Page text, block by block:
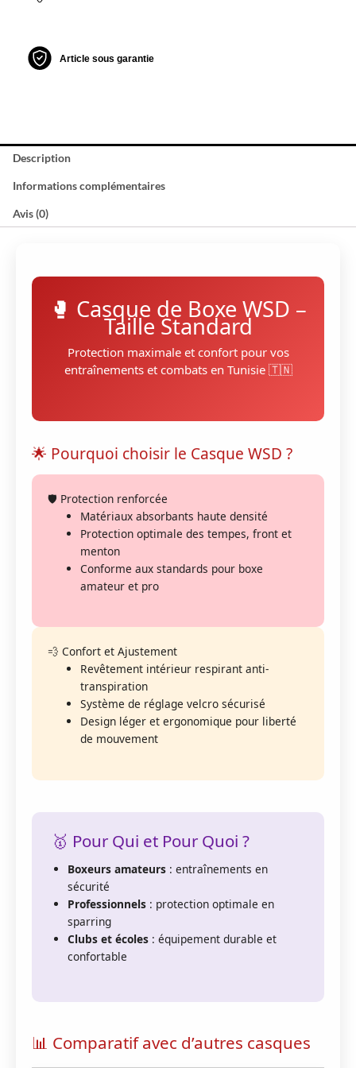
Article sous garantie
Description
Informations complémentaires
Avis (0)
🥊 Casque de Boxe WSD –
Taille Standard
Protection maximale et confort pour vos
entraînements et combats en Tunisie 🇹🇳
🌟 Pourquoi choisir le Casque WSD ?
🛡️ Protection renforcée
Matériaux absorbants haute densité
Protection optimale des tempes, front et
menton
Conforme aux standards pour boxe
amateur et pro
💨 Confort et Ajustement
Revêtement intérieur respirant anti-
transpiration
Système de réglage velcro sécurisé
Design léger et ergonomique pour liberté
de mouvement
🥇 Pour Qui et Pour Quoi ?
Boxeurs amateurs : entraînements en
sécurité
Professionnels : protection optimale en
sparring
Clubs et écoles : équipement durable et
confortable
📊 Comparatif avec d’autres casques